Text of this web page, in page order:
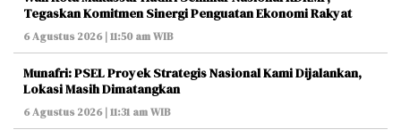
Tegaskan Komitmen Sinergi Penguatan Ekonomi Rakyat
6 Agustus 2026 | 11:50 am WIB
Munafri: PSEL Proyek Strategis Nasional Kami Dijalankan,
Lokasi Masih Dimatangkan
6 Agustus 2026 | 11:31 am WIB